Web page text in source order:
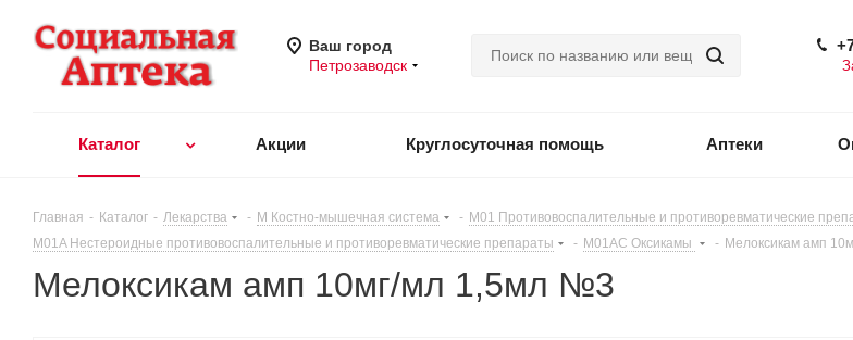
Ваш город
Петрозаводск
Каталог Акции Круглосуточная помощь Аптеки
Главная - Каталог - Лекарства - M Костно-мышечная система - M01 Противовоспалительные и противоревматические
M01A Нестероидные противовоспалительные и противоревматические препараты
- M01AC Оксикамы - Мелоксикам амп
Мелоксикам амп 10мг/мл 1,5мл №3